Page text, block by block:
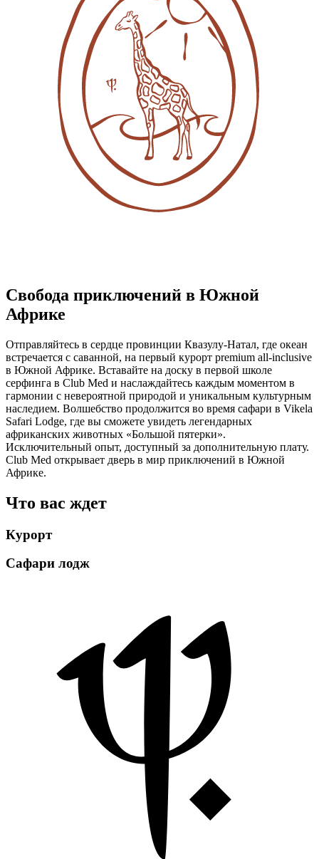
Свобода приключений в Южной
Африке
Отправляйтесь в сердце провинции Квазулу-Натал, где океан
встречается с саванной, на первый курорт premium all-inclusive
в Южной Африке. Вставайте на доску в первой школе
серфинга в Club Med и наслаждайтесь каждым моментом в
гармонии с невероятной природой и уникальным культурным
наследием. Волшебство продолжится во время сафари в Vikela
Safari Lodge, где вы сможете увидеть легендарных
африканских животных «Большой пятерки».
Исключительный опыт, доступный за дополнительную плату.
Club Med открывает дверь в мир приключений в Южной
Африке.
Что вас ждет
Курорт
Сафари лодж